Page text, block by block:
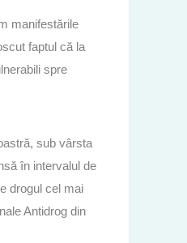
manifestările
faptul că la
spre
sub vârsta
în intervalul de
drogul cel mai
Antidrog din